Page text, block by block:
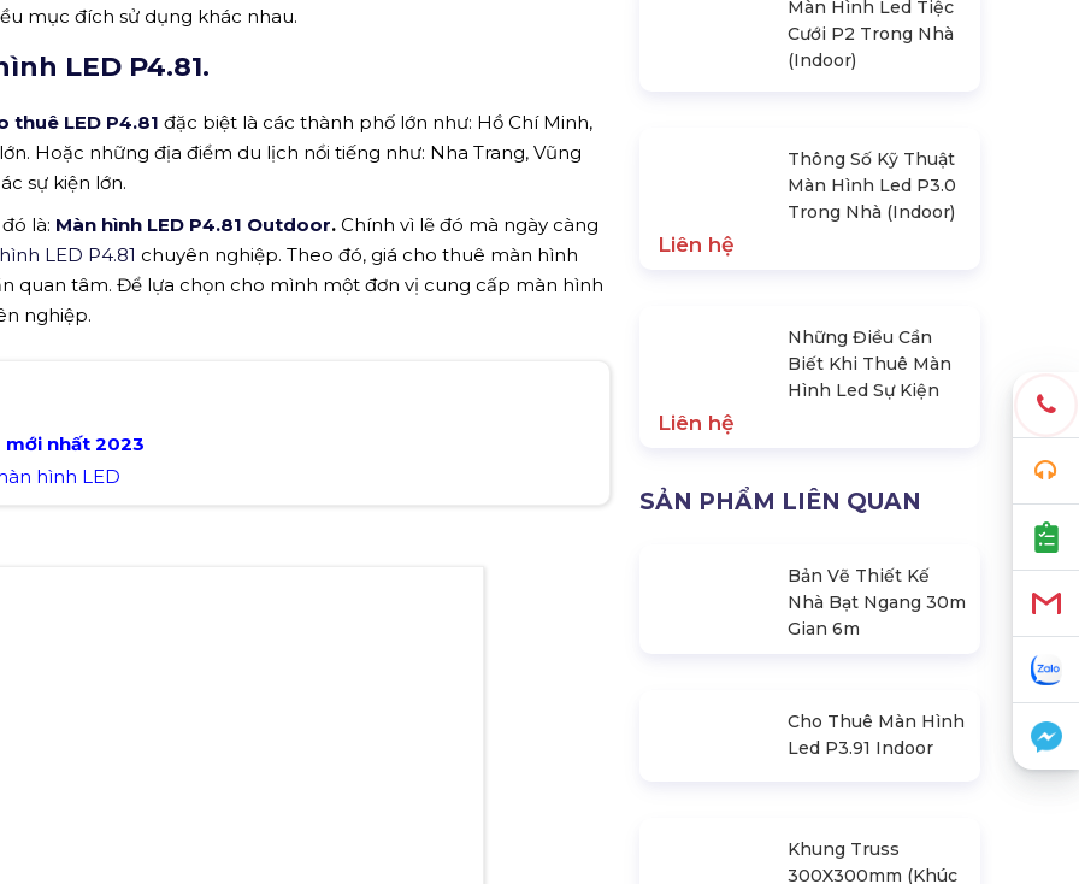
mục đích sử dụng khác nhau.
LED P4.81.
thuê LED P4.81 đặc biệt là các thành phố lớn như: Hồ Chí Minh,
Hoặc những địa điểm du lịch nổi tiếng như: Nha Trang, Vũng
sự kiện lớn.
là: Màn hình LED P4.81 Outdoor. Chính vì lẽ đó mà ngày càng
LED P4.81 chuyên nghiệp. Theo đó, giá cho thuê màn hình
quan tâm. Để lựa chọn cho mình một đơn vị cung cấp màn hình
nghiệp.
mới nhất 2023
hình LED
Màn Hình Led Tiệc
Cưới P2 Trong Nhà
Thông Số Kỹ Thuật
Màn Hình Led P3.0
Những Điều Cần
Biết Khi Thuê Màn
Bản Vẽ Thiết Kế